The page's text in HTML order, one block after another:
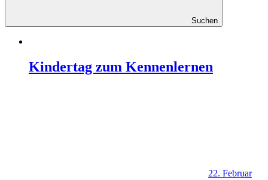
Suchen
Kindertag zum Kennenlernen
22. Februar